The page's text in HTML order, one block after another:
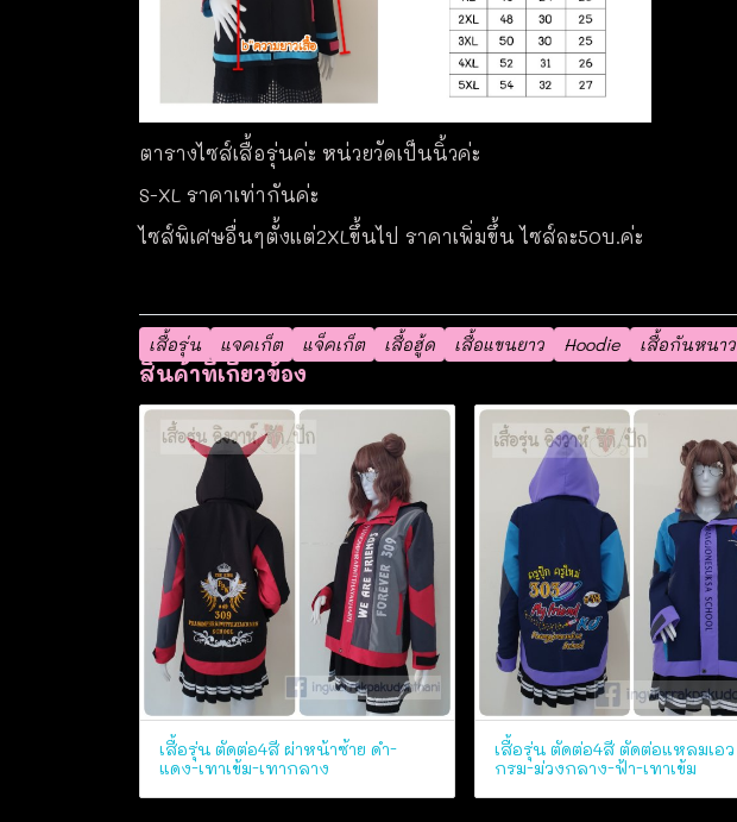
ตารางไซส์เสื้อรุ่นค่ะ หน่วยวัดเป็นนิ้วค่ะ
S-XL ราคาเท่ากันค่ะ
ไซส์พิเศษอื่นๆตั้งแต่2XLขึ้นไป ราคาเพิ่มขึ้น ไซส์ละ50บ.ค่ะ
เสื้อรุ่น แจคเก็ต แจ็คเก็ต เสื้อฮู้ด เสื้อแขนยาว Hoodie เสื้อกันหนาว
สินค้าที่เกี่ยวข้อง
เสื้อรุ่น ตัดต่อ4สี ผ่าหน้าซ้าย ดำ-
แดง-เทาเข้ม-เทากลาง
เสื้อรุ่น ตัดต่อ4สี ตัดต่อแหลมเอว
กรม-ม่วงกลาง-ฟ้า-เทาเข้ม